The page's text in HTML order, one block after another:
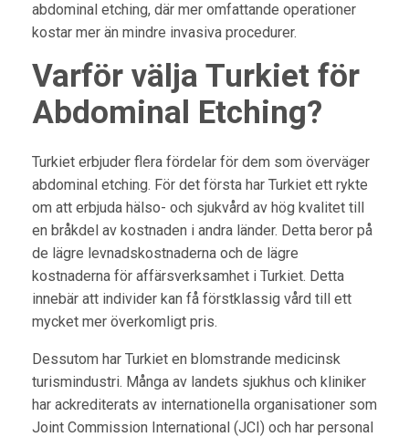
abdominal etching, där mer omfattande operationer
kostar mer än mindre invasiva procedurer.
Varför välja Turkiet för
Abdominal Etching?
Turkiet erbjuder flera fördelar för dem som överväger
abdominal etching. För det första har Turkiet ett rykte
om att erbjuda hälso- och sjukvård av hög kvalitet till
en bråkdel av kostnaden i andra länder. Detta beror på
de lägre levnadskostnaderna och de lägre
kostnaderna för affärsverksamhet i Turkiet. Detta
innebär att individer kan få förstklassig vård till ett
mycket mer överkomligt pris.
Dessutom har Turkiet en blomstrande medicinsk
turismindustri. Många av landets sjukhus och kliniker
har ackrediterats av internationella organisationer som
Joint Commission International (JCI) och har personal